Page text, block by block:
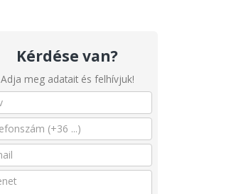
Kérdése van?
Adja meg adatait és felhívjuk!